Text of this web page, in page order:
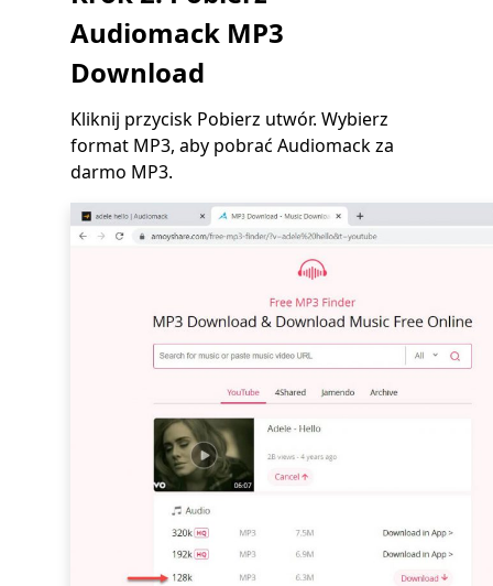
Audiomack MP3
Download
Kliknij przycisk Pobierz utwór. Wybierz
format MP3, aby pobrać Audiomack za
darmo MP3.